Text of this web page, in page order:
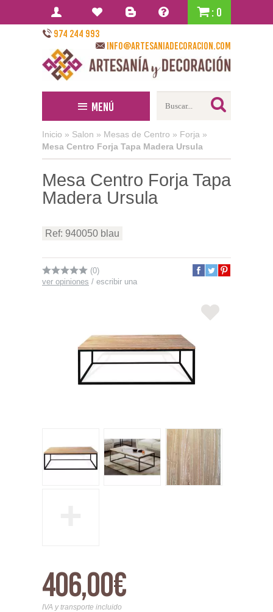
: 0
974 244 993
info@artesaniadecoracion.com
Menú
Inicio » Salon » Mesas de Centro » Forja »
Mesa Centro Forja Tapa Madera Ursula
Mesa Centro Forja Tapa
Madera Ursula
Ref: 940050 blau
(0)
ver opiniones / escribir una
406,00€
IVA y transporte incluido